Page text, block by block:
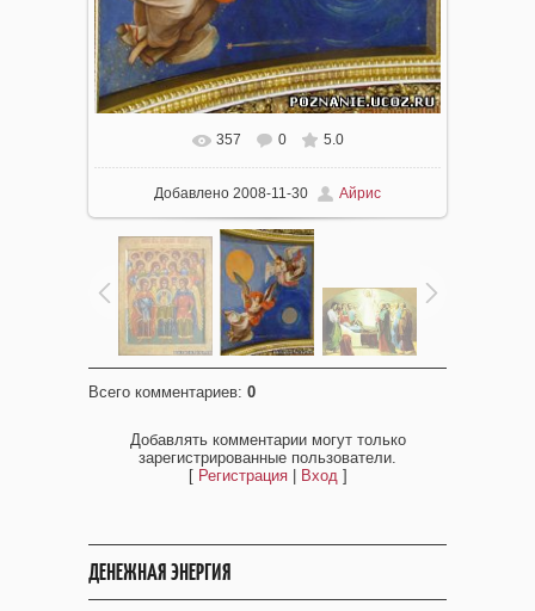
357 0 5.0
Добавлено 2008-11-30 Айрис
Всего комментариев: 0
Добавлять комментарии могут только
зарегистрированные пользователи.
[ Регистрация| Вход ]
ДЕНЕЖНАЯ ЭНЕРГИЯ